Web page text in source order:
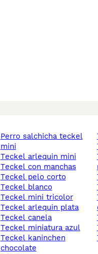
perro salchicha teckel
mini
teckel arlequin mini
teckel con manchas
teckel pelo corto
teckel blanco
teckel mini tricolor
teckel arlequin plata
teckel canela
teckel miniatura azul
teckel kaninchen
chocolate